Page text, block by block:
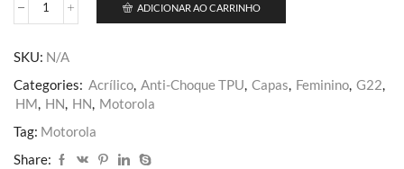
Moto
ADICIONAR AO CARRINHO
SKU: N/A
Categories: Acrílico, Anti-Choque TPU, Capas, Feminino, G22,
HM, HN, HN, Motorola
Tag: Motorola
Share: